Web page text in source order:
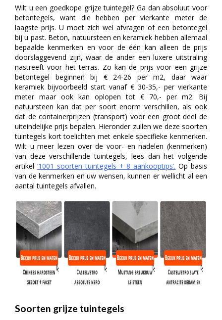
Wilt u een goedkope grijze tuintegel? Ga dan absoluut voor
betontegels, want die hebben per vierkante meter de
laagste prijs. U moet zich wel afvragen of een betontegel
bij u past. Beton, natuursteen en keramiek hebben allemaal
bepaalde kenmerken en voor de één kan alleen de prijs
doorslaggevend zijn, waar de ander een luxere uitstraling
nastreeft voor het terras. Zo kan de prijs voor een grijze
betontegel beginnen bij € 24-26 per m2, daar waar
keramiek bijvoorbeeld start vanaf € 30-35,- per vierkante
meter maar ook kan oplopen tot € 70,- per m2. Bij
natuursteen kan dat per soort enorm verschillen, als ook
dat de containerprijzen (transport) voor een groot deel de
uiteindelijke prijs bepalen. Hieronder zullen we deze soorten
tuintegels kort toelichten met enkele specifieke kenmerken.
Wilt u meer lezen over de voor- en nadelen (kenmerken)
van deze verschillende tuintegels, lees dan het volgende
artikel ‘1001 soorten tuintegels + 8 aankooptips’. Op basis
van de kenmerken en uw wensen, kunnen er wellicht al een
aantal tuintegels afvallen.
Soorten grijze tuintegels